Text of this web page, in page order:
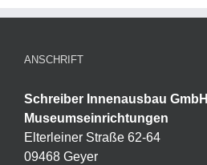
ANSCHRIFT
Schreiber Innenausbau GmbH
Museumseinrichtungen
Elterleiner Straße 62-64
09468 Geyer